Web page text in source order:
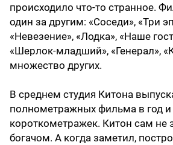
происходило что-то странное.
один за другим: «Соседи», «Три
«Невезение», «Лодка», «Наше
«Шерлок-младший», «Генерал»,
множество других.
В среднем студия Китона
полнометражных фильма в год
короткометражек. Китон сам не
богачом. А когда заметил,